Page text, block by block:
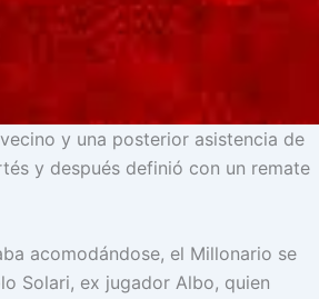
y una posterior asistencia de
y después definió con un remate
acomodándose, el Millonario se
Solari, ex jugador Albo, quien